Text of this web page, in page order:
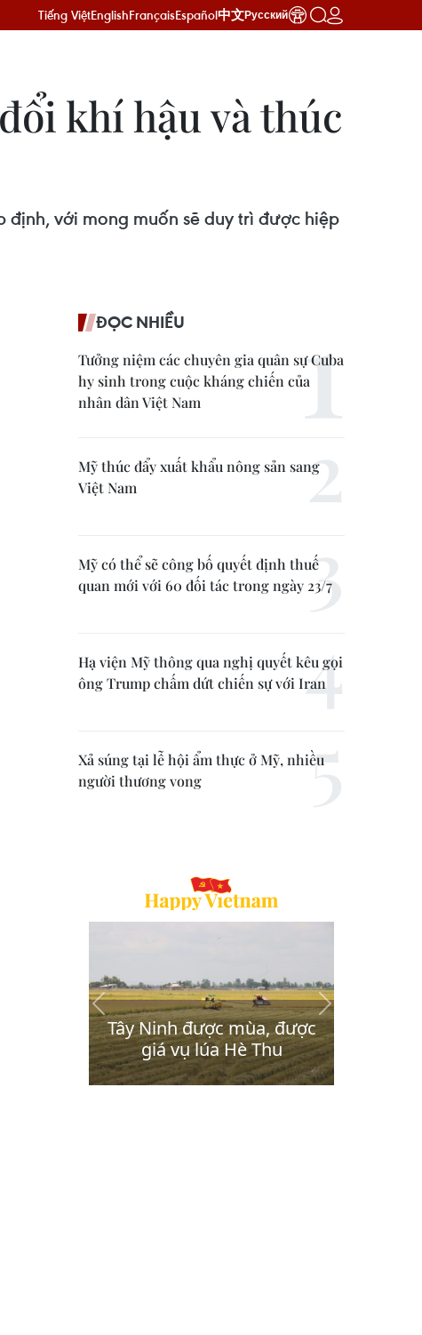
Tiếng ViệtEnglishFrançaisEspañol中文Русский
khí hậu và thúc
định, với mong muốn sẽ duy trì được hiệp
ĐỌC NHIỀU
Tưởng niệm các chuyên gia quân sự Cuba
hy sinh trong cuộc kháng chiến của
nhân dân Việt Nam
Mỹ thúc đẩy xuất khẩu nông sản sang
Việt Nam
Mỹ có thể sẽ công bố quyết định thuế
quan mới với 60 đối tác trong ngày 23/7
Hạ viện Mỹ thông qua nghị quyết kêu gọi
ông Trump chấm dứt chiến sự với Iran
Xả súng tại lễ hội ẩm thực ở Mỹ, nhiều
người thương vong